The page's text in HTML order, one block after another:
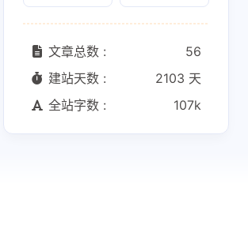
文章总数 :
56
建站天数 :
2103 天
全站字数 :
107k